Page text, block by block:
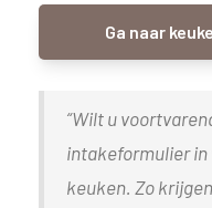
Ga naar
“Wilt u
intakeformulier in
keuken. Zo